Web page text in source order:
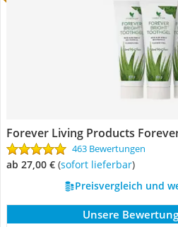
Forever Living Products
463 Bewertungen
ab 27,00 € ( Sofort lieferbar)
Preisvergleich und
Unsere